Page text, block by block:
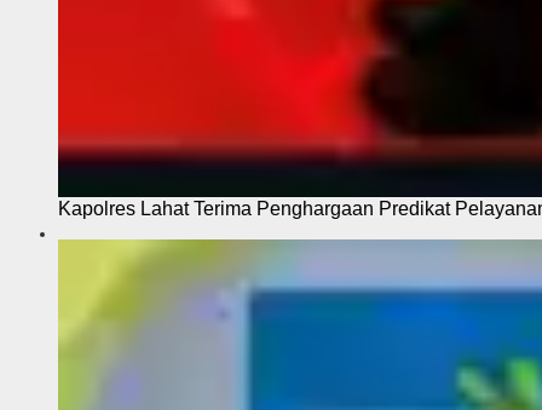
Kapolres Lahat Terima Penghargaan Predikat